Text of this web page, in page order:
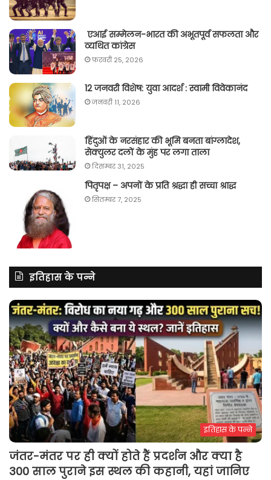
एआई सम्मेलन-भारत की अभूतपूर्व सफलता और
व्यथित कांग्रेस
फ़रवरी 25, 2026
12 जनवरी विशेष: युवा आदर्श : स्वामी विवेकानंद
जनवरी 11, 2026
हिंदुओं के नरसंहार की भूमि बनता बांग्लादेश,
सेक्युलर दलों के मुंह पर लगा ताला
दिसम्बर 31, 2025
पितृपक्ष – अपनों के प्रति श्रद्धा ही सच्चा श्राद्ध
सितम्बर 7, 2025
इतिहास के पन्ने
इतिहास के पन्ने
जंतर-मंतर पर ही क्यों होते हैं प्रदर्शन और क्या है
300 साल पुराने इस स्थल की कहानी, यहां जानिए